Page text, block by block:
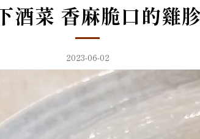
酒菜 香麻脆口的雞
2023-06-02